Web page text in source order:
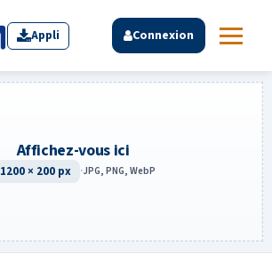
Appli Connexion
Affichez-vous ici
1200 × 200 px ·JPG, PNG, WebP